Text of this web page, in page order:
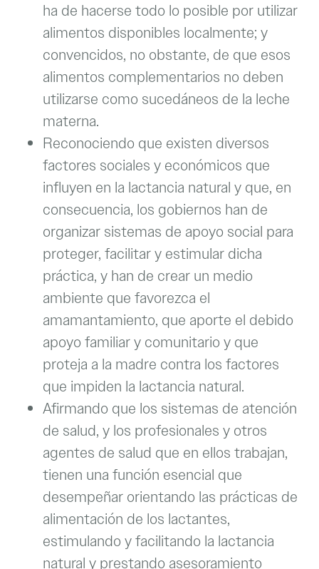
ha de hacerse todo lo posible por utilizar
alimentos disponibles localmente; y
convencidos, no obstante, de que esos
alimentos complementarios no deben
utilizarse como sucedáneos de la leche
materna.
Reconociendo que existen diversos
factores sociales y económicos que
influyen en la lactancia natural y que, en
consecuencia, los gobiernos han de
organizar sistemas de apoyo social para
proteger, facilitar y estimular dicha
práctica, y han de crear un medio
ambiente que favorezca el
amamantamiento, que aporte el debido
apoyo familiar y comunitario y que
proteja a la madre contra los factores
que impiden la lactancia natural.
Afirmando que los sistemas de atención
de salud, y los profesionales y otros
agentes de salud que en ellos trabajan,
tienen una función esencial que
desempeñar orientando las prácticas de
alimentación de los lactantes,
estimulando y facilitando la lactancia
natural y prestando asesoramiento